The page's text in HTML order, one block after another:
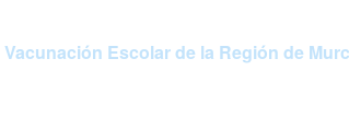
Escolar de la Región de